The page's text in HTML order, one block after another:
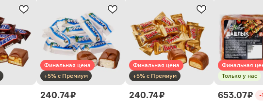
Финальная цена
+5% с Премиум
240.74 ₽
Финальная цена
+5% с Премиум
240.74 ₽
Финальная
Только у нас
653.07 ₽ -